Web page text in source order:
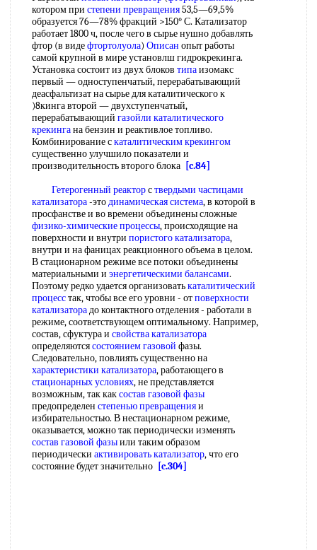
котором при степени превращения53,5—69,5%
образуется 76—78% фракций >150° С. Катализатор
работает 1800 ч, после чего в сырье нушно добавлять
фтор (в видефтортолуола) Описан опыт работы
самой крупной в мире установлш гидрокрекинга.
Установка состоит из двух блоков типаизомакс
первый — одноступенчатый, перерабатывающий
деасфальтизат на сырье для каталитического к
)8кинга второй — двухступенчатый,
перерабатывающий газойли каталитического
крекингана бензин и реактивлое топливо.
Комбинирование скаталитическим крекингом
существенно улучшило показатели и
производительность второго блока [c.84]
Гетерогенный реакторствердыми частицами
катализатора-этодинамическая система, в которой в
просфанстве и во времени объединены сложные
физико-химические процессы, происходящие на
поверхности и внутри пористого катализатора,
внутри и на фаницах реакционного объема в целом.
В стационарном режиме все потоки объединены
материальными и энергетическими балансами.
Поэтому редко удается организоватькаталитический
процесстак, чтобы все его уровни - отповерхности
катализаторадо контактного отделения - работали в
режиме, соответствующем оптимальному. Например,
состав, сфуктура и свойства катализатора
определяютсясостоянием газовой фазы.
Следовательно, повлиять существенно на
характеристики катализатора, работающего в
стационарных условиях, не представляется
возможным, так каксостав газовой фазы
предопределен степенью превращенияи
избирательностью. В нестационарном режиме,
оказывается, можно так периодически изменять
состав газовой фазыили таким образом
периодически активировать катализатор, что его
состояние будет значительно [c.304]